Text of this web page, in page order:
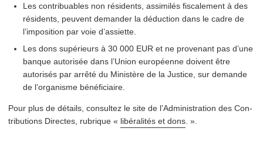
Les con­tribuables non résidents, assimilés fiscalement à des
résidents, peuvent demander la déduction dans le cadre de
l’imposition par voie d’assiette.
Les dons supérieurs à 30 000 EUR et ne provenant pas d’une
banque autorisée dans l’Union européenne doivent être
autorisés par arrêté du Ministère de la Justice, sur demande
de l’organisme bénéficiaire.
Pour plus de détails, consultez le site de l’Administration des Con­
tri­bu­tions Directes, rubrique « libéralités et dons . ».